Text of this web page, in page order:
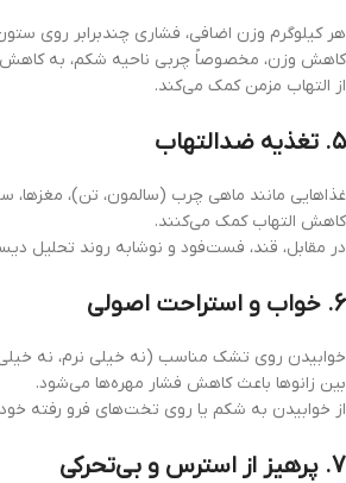
هر کیلوگرم وزن اضافی، فشاری چندبرابر روی
کاهش وزن، مخصوصاً چربی ناحیه شکم، به
از التهاب مزمن کمک می‌کند.
۵. تغذیه ضدالتهاب
غذاهایی مانند ماهی چرب (سالمون، تن)، مغزها،
کاهش التهاب کمک می‌کنند.
در مقابل، قند، فست‌فود و نوشابه روند تحلیل
6. خواب و استراحت اصولی
خوابیدن روی تشک مناسب (نه خیلی نرم، نه
بین زانوها باعث کاهش فشار مهره‌ها می‌شود.
از خوابیدن به شکم یا روی تخت‌های فرو رفته
7. پرهیز از استرس و بی‌تحرکی